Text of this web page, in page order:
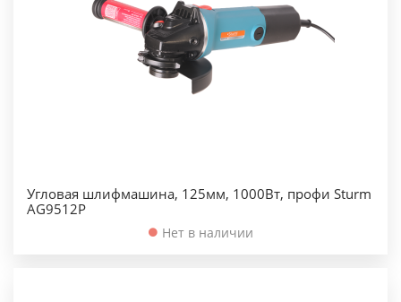
Угловая шлифмашина, 125мм, 1000Вт, профи Sturm
AG9512P
Нет в наличии